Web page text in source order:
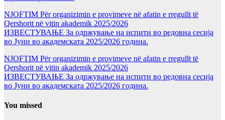
NJOFTIM Për organizimin e provimeve në afatin e rregullt të
Qershorit në vitin akademik 2025/2026
ИЗВЕСТУВАЊЕ За одржување на испити во редовна сесија
во Јуни во академската 2025/2026 година.
NJOFTIM Për organizimin e provimeve në afatin e rregullt të
Qershorit në vitin akademik 2025/2026
ИЗВЕСТУВАЊЕ За одржување на испити во редовна сесија
во Јуни во академската 2025/2026 година.
You missed